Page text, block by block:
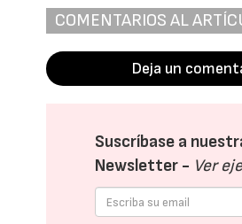
COMENTARIOS AL
Deja un
Suscríbase a
Newsletter - Ver